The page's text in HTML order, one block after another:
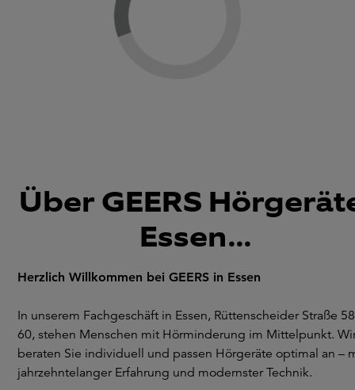
Über GEERS
Essen...
Herzlich Willkommen bei GEERS in Essen
In unserem Fachgeschäft in Essen, Rüttenscheider Straße
60, stehen Menschen mit Hörminderung im Mittelpunkt.
beraten Sie individuell und passen Hörgeräte optimal an –
jahrzehntelanger Erfahrung und modernster Technik.